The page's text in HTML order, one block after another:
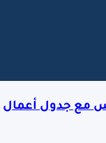
مع جدول أعمال